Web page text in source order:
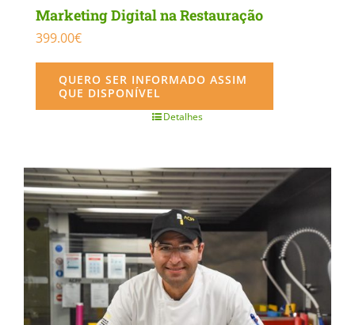
Marketing Digital na Restauração
399.00€
QUERO SER INFORMADO ASSIM
QUE DISPONÍVEL
Detalhes